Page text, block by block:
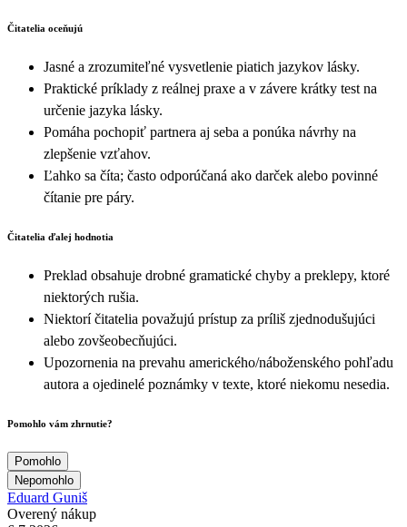
Čitatelia oceňujú
Jasné a zrozumiteľné vysvetlenie piatich jazykov lásky.
Praktické príklady z reálnej praxe a v závere krátky test na
určenie jazyka lásky.
Pomáha pochopiť partnera aj seba a ponúka návrhy na
zlepšenie vzťahov.
Ľahko sa číta; často odporúčaná ako darček alebo povinné
čítanie pre páry.
Čitatelia ďalej hodnotia
Preklad obsahuje drobné gramatické chyby a preklepy, ktoré
niektorých rušia.
Niektorí čitatelia považujú prístup za príliš zjednodušujúci
alebo zovšeobecňujúci.
Upozornenia na prevahu amerického/náboženského pohľadu
autora a ojedinelé poznámky v texte, ktoré niekomu nesedia.
Pomohlo vám zhrnutie?
Pomohlo
Nepomohlo
Eduard Guniš
Overený nákup